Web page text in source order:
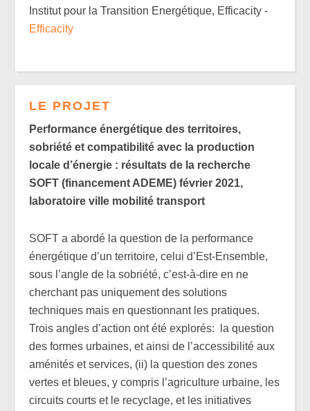
Institut pour la Transition Energétique, Efficacity -
Efficacity
LE PROJET
Performance énergétique des territoires,
sobriété et compatibilité avec la production
locale d’énergie : résultats de la recherche
SOFT (financement ADEME)février 2021,
laboratoire ville mobilité transport
SOFT a abordé la question de la performance
énergétique d’un territoire, celui d’Est-Ensemble,
sous l’angle de la sobriété, c’est-à-dire en ne
cherchant pas uniquement des solutions
techniques mais en questionnant les pratiques.
Trois angles d’action ont été explorés: la question
des formes urbaines, et ainsi de l’accessibilité aux
aménités et services, (ii) la question des zones
vertes et bleues, y compris l’agriculture urbaine, les
circuits courts et le recyclage, et les initiatives